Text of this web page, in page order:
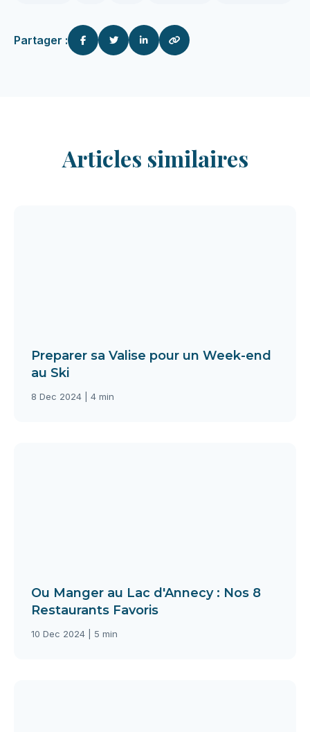
Partager :
Articles similaires
Preparer sa Valise pour un Week-end
au Ski
8 Dec 2024 | 4 min
Ou Manger au Lac d'Annecy : Nos 8
Restaurants Favoris
10 Dec 2024 | 5 min